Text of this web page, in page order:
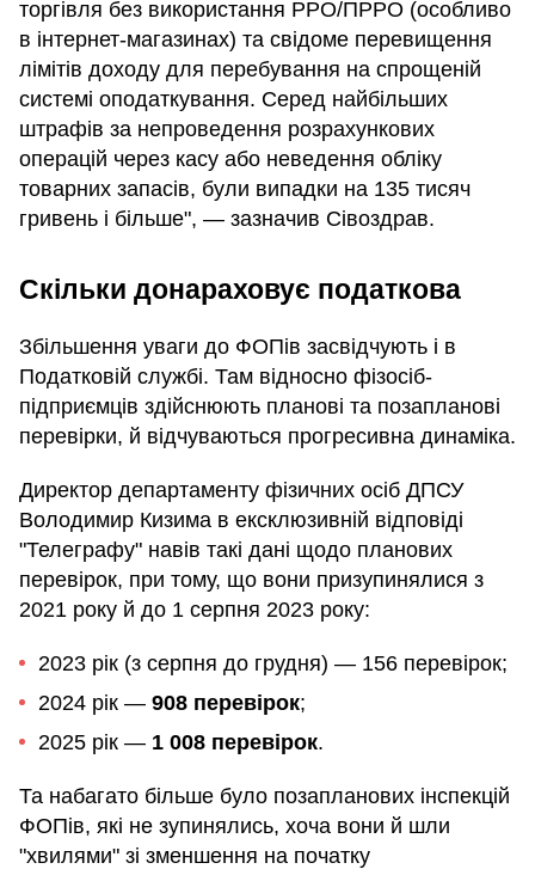
торгівля без використання РРО/ПРРО (особливо
в інтернет-магазинах) та свідоме перевищення
лімітів доходу для перебування на спрощеній
системі оподаткування. Серед найбільших
штрафів за непроведення розрахункових
операцій через касу або неведення обліку
товарних запасів, були випадки на 135 тисяч
гривень і більше", — зазначив Сівоздрав.
Скільки донараховує податкова
Збільшення уваги до ФОПів засвідчують і в
Податковій службі. Там відносно фізосіб-
підприємців здійснюють планові та позапланові
перевірки, й відчуваються прогресивна динаміка.
Директор департаменту фізичних осіб ДПСУ
Володимир Кизима в ексклюзивній відповіді
"Телеграфу" навів такі дані щодо планових
перевірок, при тому, що вони призупинялися з
2021 року й до 1 серпня 2023 року:
2023 рік (з серпня до грудня) — 156 перевірок;
2024 рік — 908 перевірок;
2025 рік — 1 008 перевірок.
Та набагато більше було позапланових інспекцій
ФОПів, які не зупинялись, хоча вони й шли
"хвилями" зі зменшення на початку